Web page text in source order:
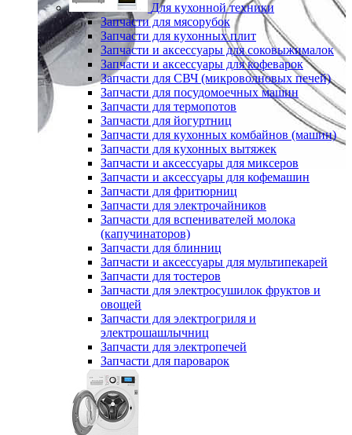
Для кухонной техники
Запчасти для мясорубок
Запчасти для кухонных плит
Запчасти и аксессуары для соковыжималок
Запчасти и аксессуары для кофеварок
Запчасти для СВЧ (микроволновых печей)
Запчасти для посудомоечных машин
Запчасти для термопотов
Запчасти для йогуртниц
Запчасти для кухонных комбайнов (машин)
Запчасти для кухонных вытяжек
Запчасти и аксессуары для миксеров
Запчасти и аксессуары для кофемашин
Запчасти для фритюрниц
Запчасти для электрочайников
Запчасти для вспенивателей молока
(капучинаторов)
Запчасти для блинниц
Запчасти и аксессуары для мультипекарей
Запчасти для тостеров
Запчасти для электросушилок фруктов и
овощей
Запчасти для электрогриля и
электрошашлычниц
Запчасти для электропечей
Запчасти для пароварок